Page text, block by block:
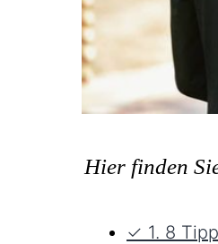
Hier finden
✓ 1. 8